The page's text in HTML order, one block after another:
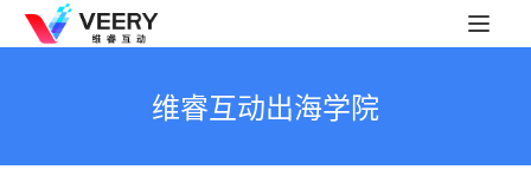
维睿互动出海学院